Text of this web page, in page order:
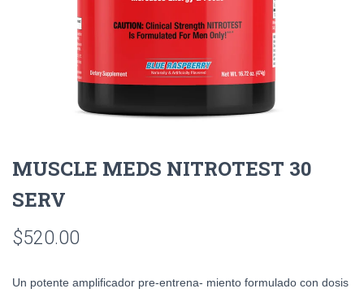
MUSCLE MEDS NITROTEST 30
SERV
$520.00
Un potente amplificador pre-entrena- miento formulado con dosis